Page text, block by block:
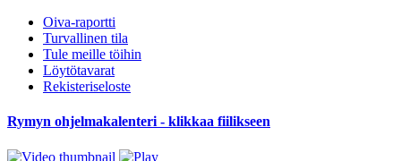
Oiva-raportti
Turvallinen tila
Tule meille töihin
Löytötavarat
Rekisteriseloste
Rymyn ohjelmakalenteri - klikkaa fiilikseen